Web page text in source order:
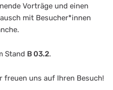
Vorträge und einen
mit Besucher*innen
Stand B 03.2.
freuen uns auf Ihren Besuch!